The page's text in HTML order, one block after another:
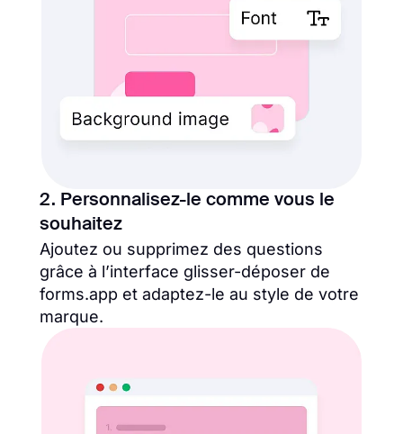
2. Personnalisez-le comme vous le
souhaitez
Ajoutez ou supprimez des questions
grâce à l’interface glisser-déposer de
forms.app et adaptez-le au style de votre
marque.